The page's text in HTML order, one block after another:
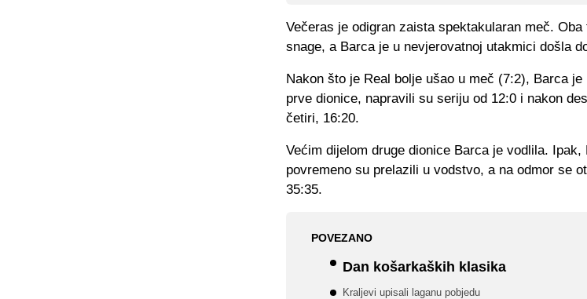
Večeras je odigran zaista spektakularan meč.
snage, a Barca je u nevjerovatnoj utakmici došla
Nakon što je Real bolje ušao u meč (7:2), Barca
prve dionice, napravili su seriju od 12:0 i nakon
četiri, 16:20.
Većim dijelom druge dionice Barca je vodlila.
povremeno su prelazili u vodstvo, a na odmor se
35:35.
POVEZANO
Dan košarkaških klasika
Kraljevi upisali laganu pobjedu